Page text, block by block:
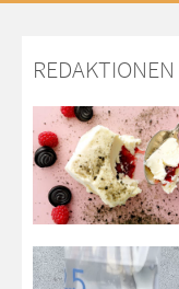
REDAKTIONEN